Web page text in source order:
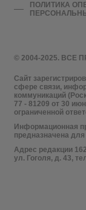
© 2004-2025.
Сайт
сфере связи,
коммуникаций
77 - 81209 от 30
ограниченной
Информационная
предназначена
Адрес редакции
ул. Гоголя, д. 43,
ПОЛИТИКА